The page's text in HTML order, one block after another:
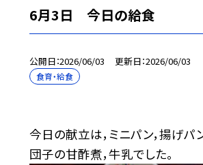
6月3日 今日の給食
公開日 2026/06/03 更新日 2026/06/03
食育・給食
今日の献立は，ミニパン，揚げパ
団子の甘酢煮，牛乳でした。